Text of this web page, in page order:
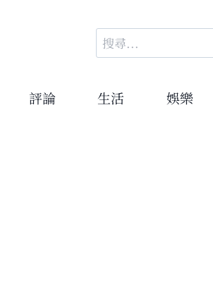
搜
尋
鍵
評論 生活 娛樂